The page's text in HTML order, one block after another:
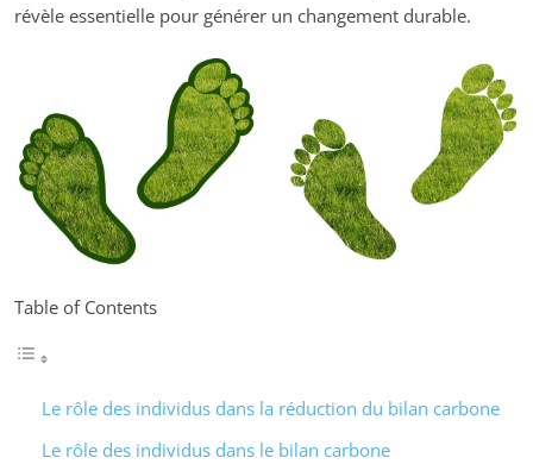
révèle essentielle pour générer un changement durable.
Table of Contents
Le rôle des individus dans la réduction du bilan carbone
Le rôle des individus dans le bilan carbone